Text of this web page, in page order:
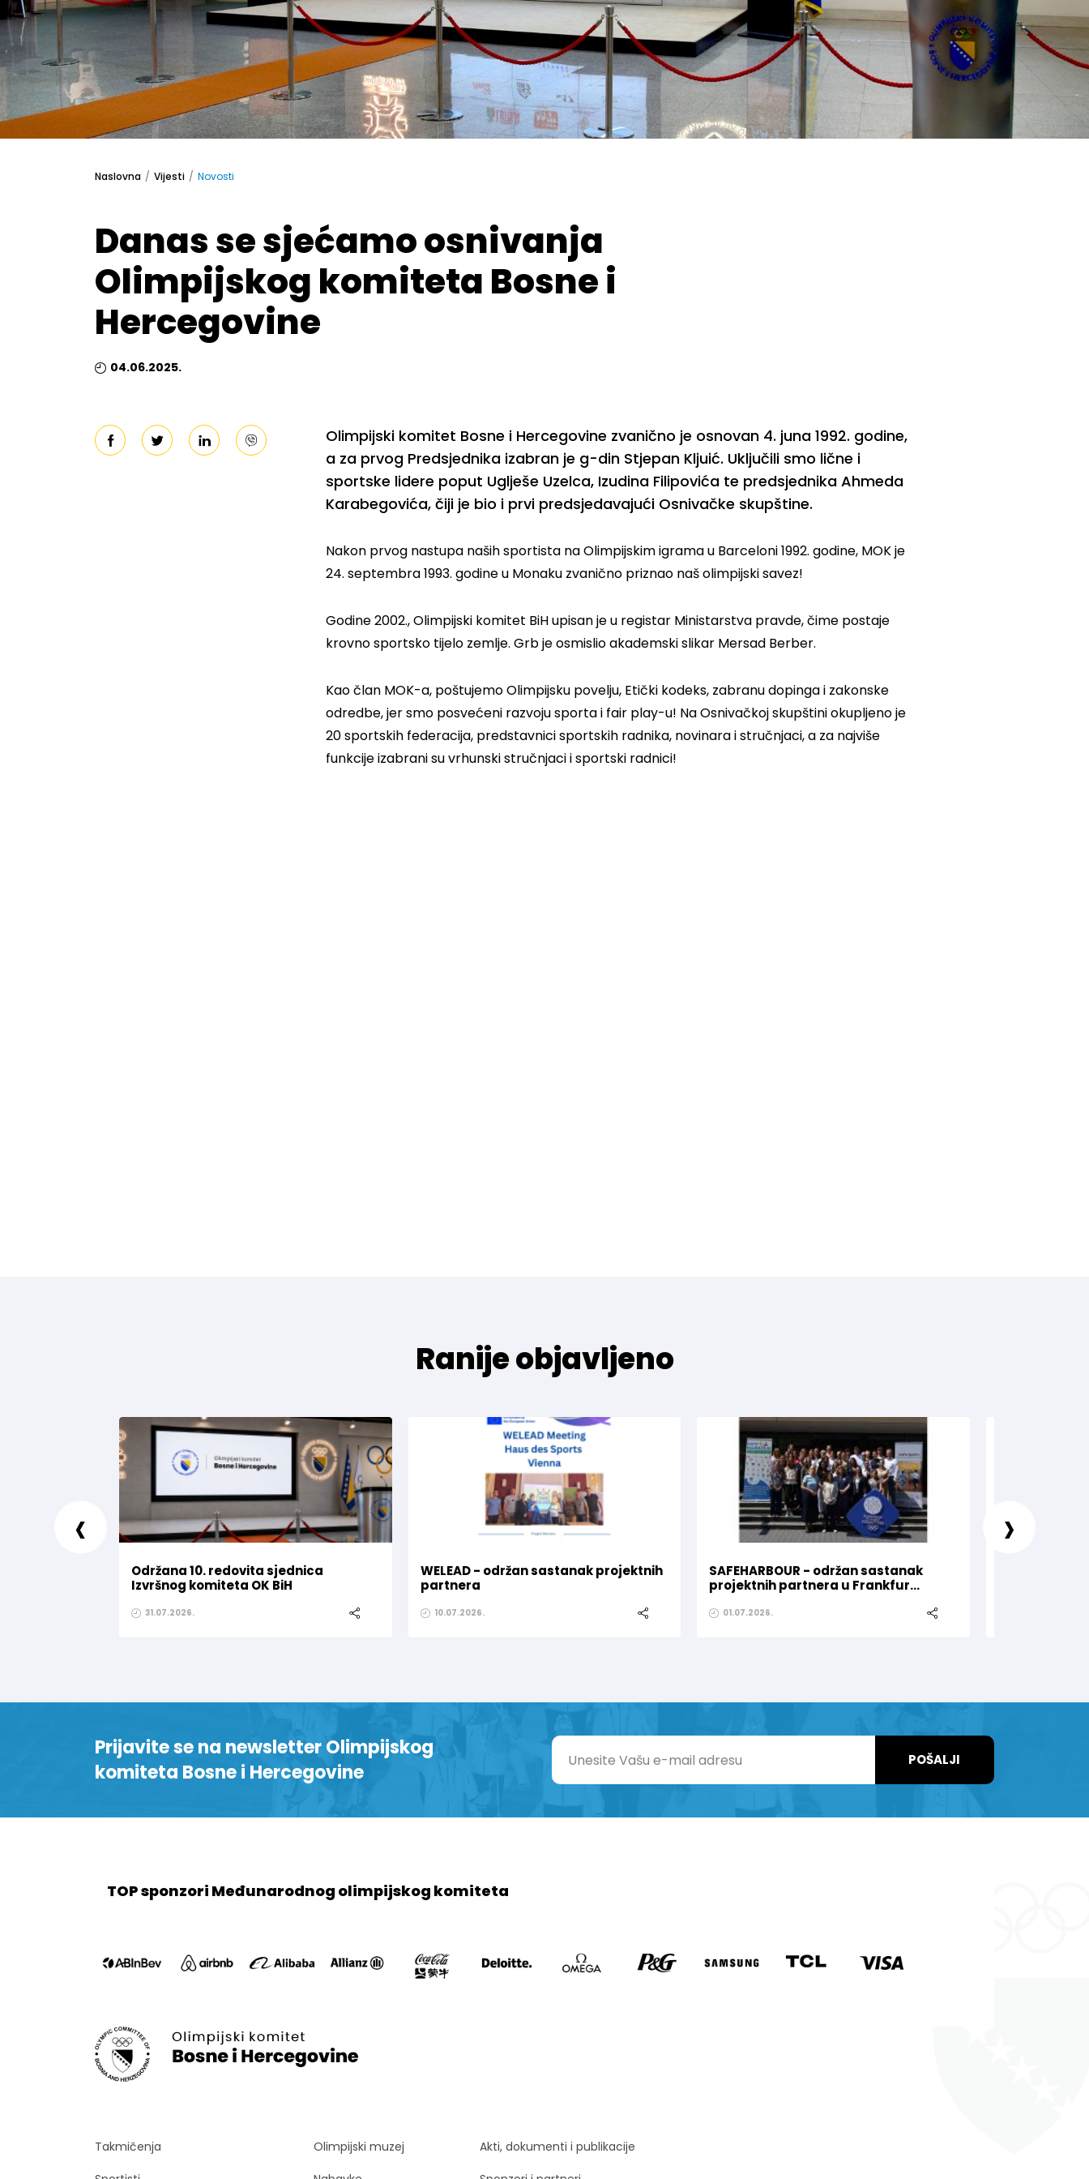
Naslovna Vijesti Novosti
Danas se sjećamo osnivanja
Olimpijskog komiteta Bosne i
Hercegovine
04.06.2025.
Olimpijski komitet Bosne i Hercegovine zvanično je osnovan 4. juna 1992. godine,
a za prvog Predsjednika izabran je g-din Stjepan Kljuić. Uključili smo lične i
sportske lidere poput Uglješe Uzelca, Izudina Filipovića te predsjednika Ahmeda
Karabegovića, čiji je bio i prvi predsjedavajući Osnivačke skupštine.
Nakon prvog nastupa naših sportista na Olimpijskim igrama u Barceloni 1992. godine, MOK je
24. septembra 1993. godine u Monaku zvanično priznao naš olimpijski savez!
Godine 2002., Olimpijski komitet BiH upisan je u registar Ministarstva pravde, čime postaje
krovno sportsko tijelo zemlje. Grb je osmislio akademski slikar Mersad Berber.
Kao član MOK-a, poštujemo Olimpijsku povelju, Etički kodeks, zabranu dopinga i zakonske
odredbe, jer smo posvećeni razvoju sporta i fair play-u! Na Osnivačkoj skupštini okupljeno je
20 sportskih federacija, predstavnici sportskih radnika, novinara i stručnjaci, a za najviše
funkcije izabrani su vrhunski stručnjaci i sportski radnici!
Ranije objavljeno
Održana 10. redovita sjednica
Izvršnog komiteta OK BiH
31.07.2026.
WELEAD - održan sastanak projektnih
partnera
10.07.2026.
SAFEHARBOUR - održan sastanak
projektnih partnera u Frankfur...
01.07.2026.
‹ ›
Prijavite se na newsletter Olimpijskog
komiteta Bosne i Hercegovine
POŠALJI
TOP sponzori Međunarodnog olimpijskog komiteta
Takmičenja
Olimpijski muzej
Akti, dokumenti i publikacije